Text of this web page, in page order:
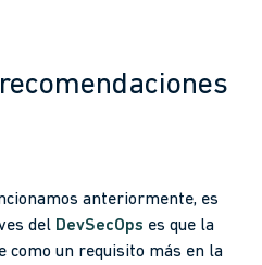
anteriormente, es
del DevSecOps es que la
como un requisito más en la